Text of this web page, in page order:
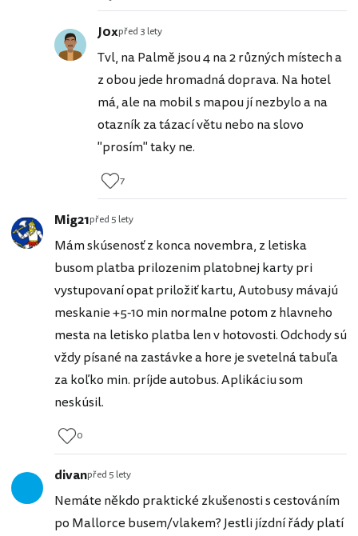
J0xpřed 3 lety
Tvl, na Palmě jsou 4 na 2 různých místech a
z obou jede hromadná doprava. Na hotel
má, ale na mobil s mapou jí nezbylo a na
otazník za tázací větu nebo na slovo
"prosím" taky ne.
7
Mig21před 5 lety
Mám skúsenosť z konca novembra, z letiska
busom platba prilozenim platobnej karty pri
vystupovaní opat priložiť kartu, Autobusy mávajú
meskanie +5-10 min normalne potom z hlavneho
mesta na letisko platba len v hotovosti. Odchody sú
vždy písané na zastávke a hore je svetelná tabuľa
za koľko min. príjde autobus. Aplikáciu som
neskúsil.
0
divanpřed 5 lety
Nemáte někdo praktické zkušenosti s cestováním
po Mallorce busem/vlakem? Jestli jízdní řády platí